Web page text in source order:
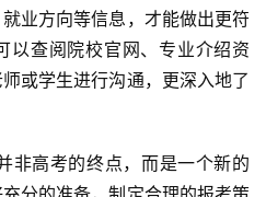
业方向等信息，才能做出更符
以查阅院校官网、专业介绍资
或学生进行沟通，更深入地了